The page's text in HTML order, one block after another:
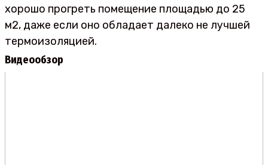
хорошо прогреть помещение площадью до 25
м2, даже если оно обладает далеко не лучшей
термоизоляцией.
Видеообзор